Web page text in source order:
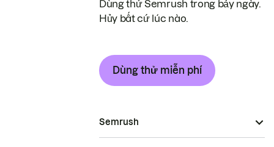
Dùng thử Semrush trong bảy ngày.
Hủy bất cứ lúc nào.
Dùng thử miễn phí
Semrush